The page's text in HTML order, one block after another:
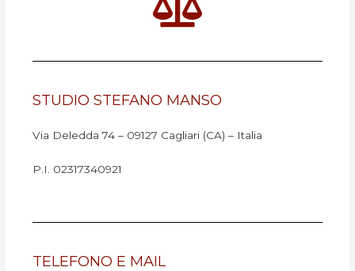
STUDIO STEFANO MANSO
Via Deledda 74 – 09127 Cagliari (CA) – Italia
P.I. 02317340921
TELEFONO E MAIL